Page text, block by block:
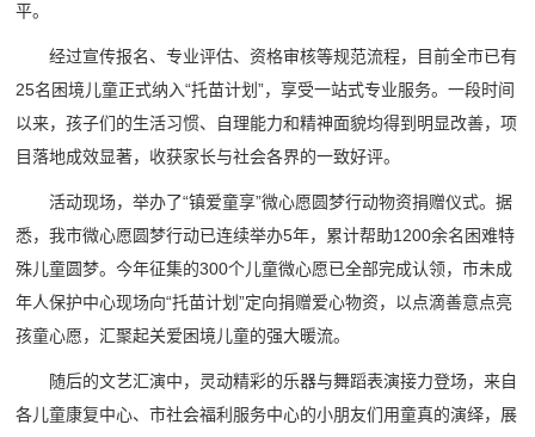
平。
经过宣传报名、专业评估、资格审核等规范流程，目前全市已有
25名困境儿童正式纳入“托苗计划”，享受一站式专业服务。一段时间
以来，孩子们的生活习惯、自理能力和精神面貌均得到明显改善，项
目落地成效显著，收获家长与社会各界的一致好评。
活动现场，举办了“镇爱童享”微心愿圆梦行动物资捐赠仪式。据
悉，我市微心愿圆梦行动已连续举办5年，累计帮助1200余名困难特
殊儿童圆梦。今年征集的300个儿童微心愿已全部完成认领，市未成
年人保护中心现场向“托苗计划”定向捐赠爱心物资，以点滴善意点亮
孩童心愿，汇聚起关爱困境儿童的强大暖流。
随后的文艺汇演中，灵动精彩的乐器与舞蹈表演接力登场，来自
各儿童康复中心、市社会福利服务中心的小朋友们用童真的演绎，展